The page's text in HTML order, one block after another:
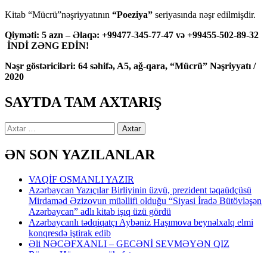
Kitab “Mücrü”nəşriyyatının “Poeziya” seriyasında nəşr edilmişdir.
Qiyməti: 5 azn – Əlaqə: +99477-345-77-47 və +99455-502-89-32
İNDİ ZƏNG EDİN!
Nəşr göstəriciləri: 64 səhifə, A5, ağ-qara, “Mücrü” Nəşriyyatı /
2020
SAYTDA TAM AXTARIŞ
Axtarış:
ƏN SON YAZILANLAR
VAQİF OSMANLI YAZIR
Azərbaycan Yazıçılar Birliyinin üzvü, prezident təqaüdçüsü
Mirdaməd Əzizovun müəllifi olduğu “Siyasi İradə Bütövləşən
Azərbaycan” adlı kitab işıq üzü gördü
Azərbaycanlı tədqiqatçı Aybəniz Haşımova beynəlxalq elmi
konqresdə iştirak edib
Əli NƏCƏFXANLI – GECƏNİ SEVMƏYƏN QIZ